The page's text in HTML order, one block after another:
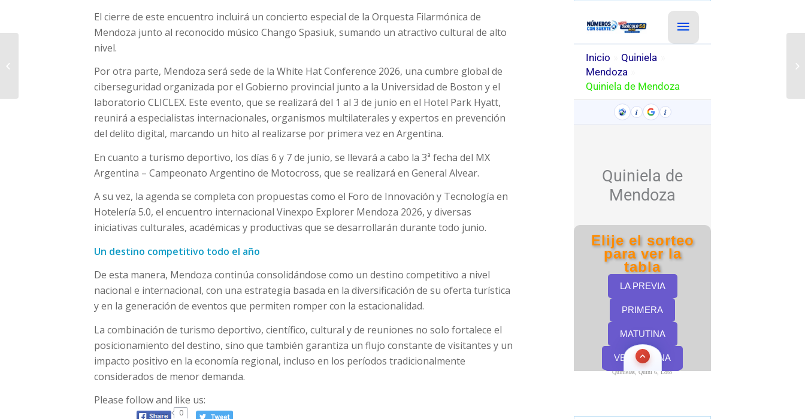
El cierre de este encuentro incluirá un concierto especial de la Orquesta Filarmónica de
Mendoza junto al reconocido músico Chango Spasiuk, sumando un atractivo cultural de alto
nivel.
Por otra parte, Mendoza será sede de la White Hat Conference 2026, una cumbre global de
ciberseguridad organizada por el Gobierno provincial junto a la Universidad de Boston y el
laboratorio CLICLEX. Este evento, que se realizará del 1 al 3 de junio en el Hotel Park Hyatt,
reunirá a especialistas internacionales, organismos multilaterales y expertos en prevención
del delito digital, marcando un hito al realizarse por primera vez en Argentina.
En cuanto a turismo deportivo, los días 6 y 7 de junio, se llevará a cabo la 3ª fecha del MX
Argentina – Campeonato Argentino de Motocross, que se realizará en General Alvear.
A su vez, la agenda se completa con propuestas como el Foro de Innovación y Tecnología en
Hotelería 5.0, el encuentro internacional Vinexpo Explorer Mendoza 2026, y diversas
iniciativas culturales, académicas y productivas que se desarrollarán durante todo junio.
Un destino competitivo todo el año
De esta manera, Mendoza continúa consolidándose como un destino competitivo a nivel
nacional e internacional, con una estrategia basada en la diversificación de su oferta turística
y en la generación de eventos que permiten romper con la estacionalidad.
La combinación de turismo deportivo, científico, cultural y de reuniones no solo fortalece el
posicionamiento del destino, sino que también garantiza un flujo constante de visitantes y un
impacto positivo en la economía regional, incluso en los períodos tradicionalmente
considerados de menor demanda.
Please follow and like us:
0
Quinielas, Quini 6, Loto
Impulsan un proyecto
inhibiciones generales